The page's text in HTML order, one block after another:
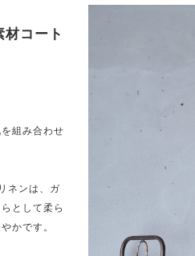
コート
組み合わせ
ネンは、ガ
として柔ら
かです。